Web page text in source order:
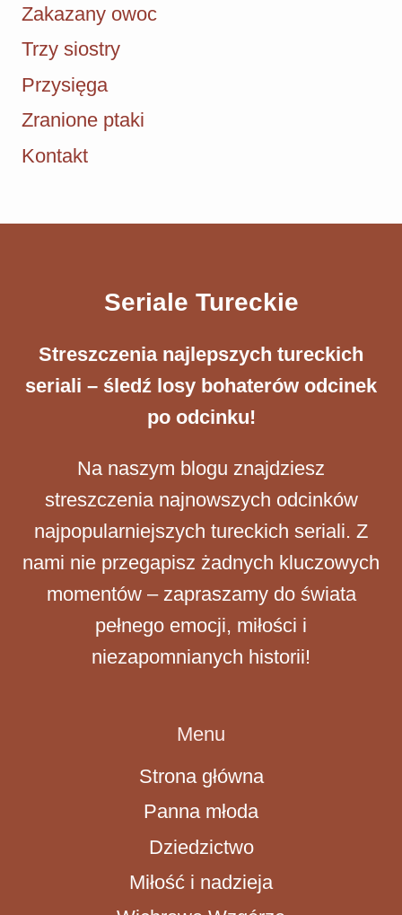
Zakazany owoc
Trzy siostry
Przysięga
Zranione ptaki
Kontakt
Seriale Tureckie
Streszczenia ​najlepszych tureckich
seriali – śledź losy bohaterów odcinek
po odcinku!
Na naszym blogu znajdziesz
streszczenia najnowszych odcinków
najpopularniejszych tureckich seriali. Z
nami nie przegapisz żadnych kluczowych
momentów – zapraszamy do świata
pełnego emocji, miłości i
niezapomnianych historii!
Menu
Strona główna
Panna młoda
Dziedzictwo
Miłość i nadzieja